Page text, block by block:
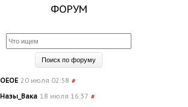
ФОРУМ
OEOE 20 июля 02:58 #
Назы_Вака 18 июля 16:37 #